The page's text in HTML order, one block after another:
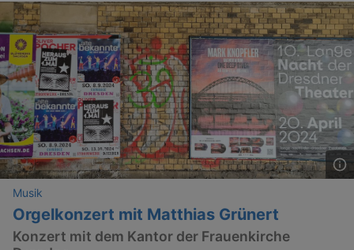
Musik
Orgelkonzert mit Matthias Grünert
Konzert mit dem Kantor der Frauenkirche